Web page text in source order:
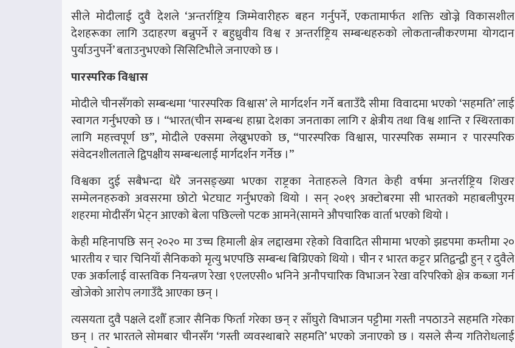
सीले मोदीलाई दुवै देशले ‘अन्तर्राष्ट्रिय जिम्मेवारीहरु बहन गर्नुपर्ने, एकतामार्फत शक्ति खोज्ने विकासशील
देशहरूका लागि उदाहरण बन्नुपर्ने र बहुध्रुवीय विश्व र अन्तर्राष्ट्रिय सम्बन्धहरुको लोकतान्त्रीकरणमा योगदान
पुर्याउनुपर्ने’ बताउनुभएको सिसिटिभीले जनाएको छ ।
पारस्परिक विश्वास
मोदीले चीनसँगको सम्बन्धमा ‘पारस्परिक विश्वास’ ले मार्गदर्शन गर्ने बताउँदै सीमा विवादमा भएको ‘सहमति’ लाई
स्वागत गर्नुभएको छ । “भारत(चीन सम्बन्ध हाम्रा देशका जनताका लागि र क्षेत्रीय तथा विश्व शान्ति र स्थिरताका
लागि महत्त्वपूर्ण छ”, मोदीले एक्समा लेख्नुभएको छ, “पारस्परिक विश्वास, पारस्परिक सम्मान र पारस्परिक
संवेदनशीलताले द्विपक्षीय सम्बन्धलाई मार्गदर्शन गर्नेछ ।”
विश्वका दुई सबैभन्दा धेरै जनसङ्ख्या भएका राष्ट्रका नेताहरुले विगत केही वर्षमा अन्तर्राष्ट्रिय शिखर
सम्मेलनहरुको अवसरमा छोटो भेटघाट गर्नुभएको थियो । सन् २०१९ अक्टोबरमा सी भारतको महाबलीपुरम
शहरमा मोदीसँग भेट्न आएको बेला पछिल्लो पटक आमने(सामने औपचारिक वार्ता भएको थियो ।
केही महिनापछि सन् २०२० मा उच्च हिमाली क्षेत्र लद्दाखमा रहेको विवादित सीमामा भएको झडपमा कम्तीमा २०
भारतीय र चार चिनियाँ सैनिकको मृत्यु भएपछि सम्बन्ध बिग्रिएको थियो । चीन र भारत कट्टर प्रतिद्वन्द्वी हुन् र दुवैले
एक अर्कालाई वास्तविक नियन्त्रण रेखा ९एलएसी० भनिने अनौपचारिक विभाजन रेखा वरिपरिको क्षेत्र कब्जा गर्न
खोजेको आरोप लगाउँदै आएका छन् ।
त्यसयता दुवै पक्षले दशौँ हजार सैनिक फिर्ता गरेका छन् र साँघुरो विभाजन पट्टीमा गस्ती नपठाउने सहमति गरेका
छन् । तर भारतले सोमबार चीनसँग ‘गस्ती व्यवस्थाबारे सहमति’ भएको जनाएको छ । यसले सैन्य गतिरोधलाई